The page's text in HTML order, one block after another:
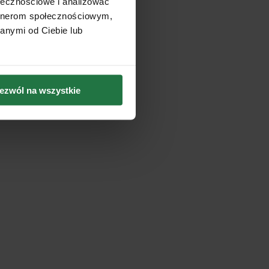
społecznościowym,
od Ciebie lub
na wszystkie